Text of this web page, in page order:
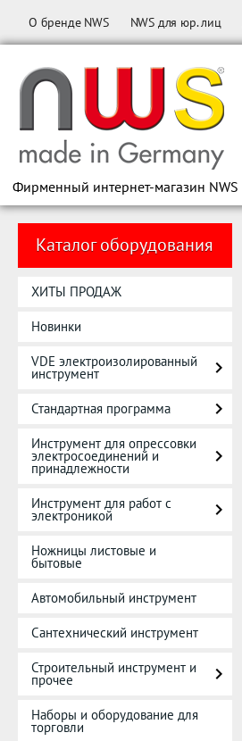
О бренде NWS NWS для юр. лиц
Фирменный интернет-магазин NWS
Каталог оборудования
ХИТЫ ПРОДАЖ
Новинки
VDE электроизолированный
инструмент
Стандартная программа
Инструмент для опрессовки
электросоединений и
принадлежности
Инструмент для работ с
электроникой
Ножницы листовые и
бытовые
Автомобильный инструмент
Сантехнический инструмент
Строительный инструмент и
прочее
Наборы и оборудование для
торговли